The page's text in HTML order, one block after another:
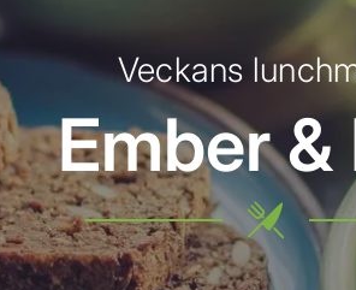
Veckans
Ember &